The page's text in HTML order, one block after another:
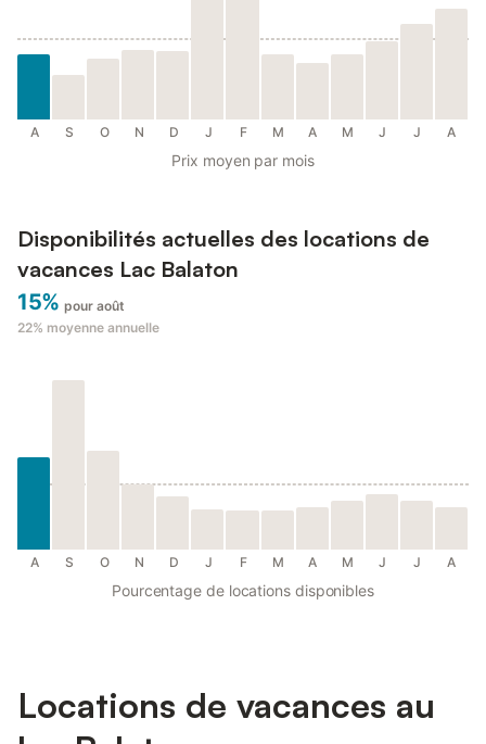
A S O N D J F M A M J J A
Prix moyen par mois
Disponibilités actuelles des locations de
vacances Lac Balaton
15% pour août
22% moyenne annuelle
A S O N D J F M A M J J A
Pourcentage de locations disponibles
Locations de vacances au